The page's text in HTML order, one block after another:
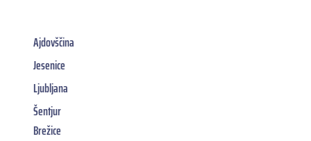
Ajdovščina
Jesenice
Ljubljana
Šentjur
Brežice